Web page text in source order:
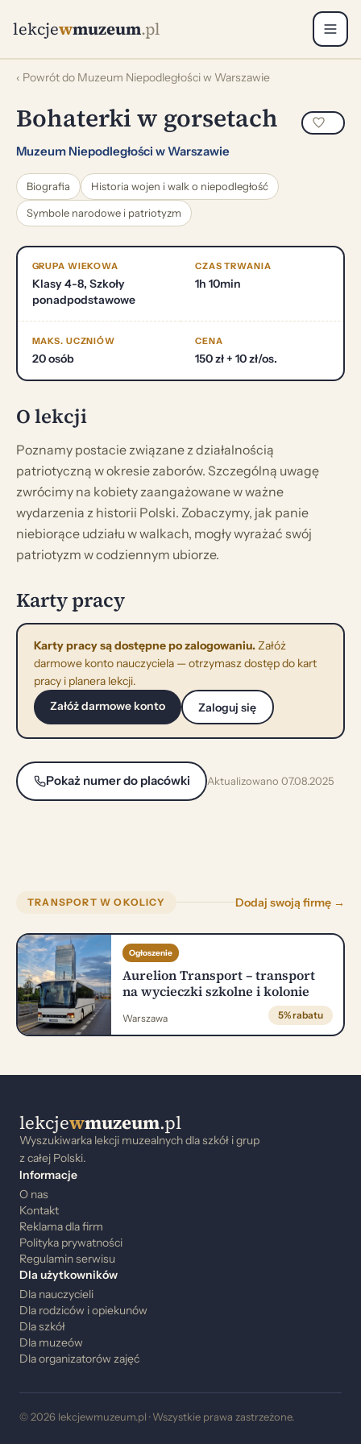
lekcjewmuzeum.pl
‹ Powrót do Muzeum Niepodległości w Warszawie
Bohaterki w gorsetach
Muzeum Niepodległości w Warszawie
Biografia Historia wojen i walk o niepodległość
Symbole narodowe i patriotyzm
GRUPA WIEKOWA
Klasy 4-8, Szkoły
ponadpodstawowe
CZAS TRWANIA
1h 10min
MAKS. UCZNIÓW
20 osób
CENA
150 zł + 10 zł/os.
O lekcji
Poznamy postacie związane z działalnością
patriotyczną w okresie zaborów. Szczególną uwagę
zwrócimy na kobiety zaangażowane w ważne
wydarzenia z historii Polski. Zobaczymy, jak panie
niebiorące udziału w walkach, mogły wyrażać swój
patriotyzm w codziennym ubiorze.
Karty pracy
Karty pracy są dostępne po zalogowaniu.Załóż
darmowe konto nauczyciela — otrzymasz dostęp do kart
pracy i planera lekcji.
Załóż darmowe konto
Zaloguj się
Pokaż numer do placówki Aktualizowano 07.08.2025
TRANSPORT W OKOLICY Dodaj swoją firmę →
Ogłoszenie
Aurelion Transport – transport
na wycieczki szkolne i kolonie
Warszawa 5% rabatu
lekcjewmuzeum.pl
Wyszukiwarka lekcji muzealnych dla szkół i grup
z całej Polski.
Informacje
O nas
Kontakt
Reklama dla firm
Polityka prywatności
Regulamin serwisu
Dla użytkowników
Dla nauczycieli
Dla rodziców i opiekunów
Dla szkół
Dla muzeów
Dla organizatorów zajęć
© 2026 lekcjewmuzeum.pl · Wszystkie prawa zastrzeżone.